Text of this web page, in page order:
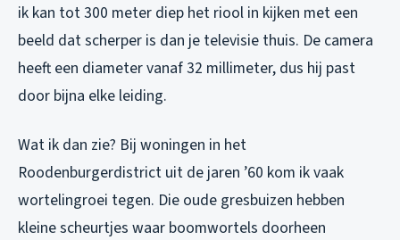
ik kan tot 300 meter diep het riool in kijken met een
beeld dat scherper is dan je televisie thuis. De camera
heeft een diameter vanaf 32 millimeter, dus hij past
door bijna elke leiding.
Wat ik dan zie? Bij woningen in het
Roodenburgerdistrict uit de jaren ’60 kom ik vaak
wortelingroei tegen. Die oude gresbuizen hebben
kleine scheurtjes waar boomwortels doorheen